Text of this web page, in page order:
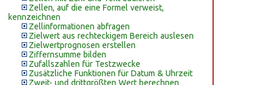
Zellen, auf die eine Formel verweist,
kennzeichnen
Zellinformationen abfragen
Zielwert aus rechteckigem Bereich auslesen
Zielwertprognosen erstellen
Ziffernsumme bilden
Zufallszahlen für Testzwecke
Zusätzliche Funktionen für Datum & Uhrzeit
Zweit- und drittgrößten Wert berechnen